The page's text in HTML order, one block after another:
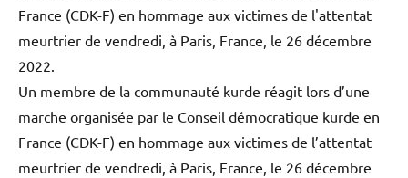
Un membre de la communauté kurde réagit lors d’une
marche organisée par le Conseil démocratique kurde en
France (CDK-F) en hommage aux victimes de l’attentat
meurtrier de vendredi, à Paris, France, le 26 décembre